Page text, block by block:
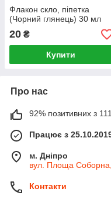
Флакон скло, піпетка
(Чорний глянець) 30 мл
20 ₴
Купити
Про нас
92% позитивних з 111
Працює з
м. Дніпро
вул. Площа
Контакти